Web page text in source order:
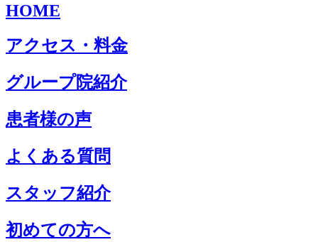
HOME
アクセス・料金
グループ院紹介
患者様の声
よくある質問
スタッフ紹介
初めての方へ